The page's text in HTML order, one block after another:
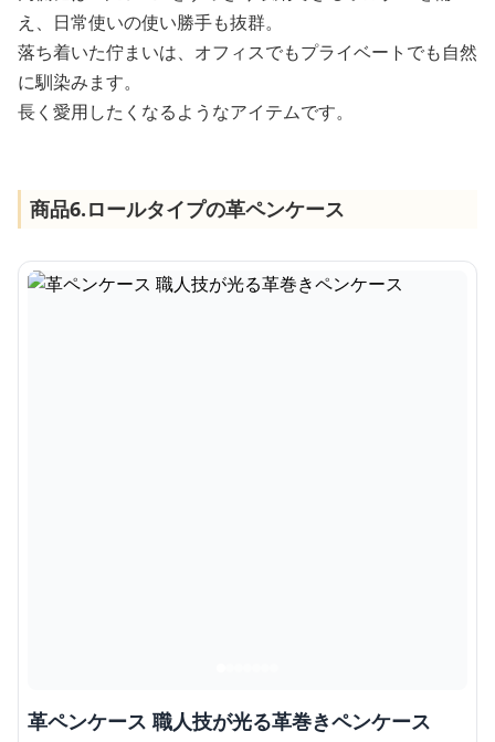
え、日常使いの使い勝手も抜群。
落ち着いた佇まいは、オフィスでもプライベートでも自然
に馴染みます。
長く愛用したくなるようなアイテムです。
商品6.ロールタイプの革ペンケース
革ペンケース 職人技が光る革巻きペンケース